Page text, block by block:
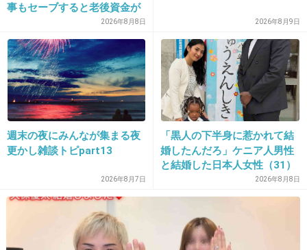
だわ
+92 -3
35. 匿名2021/03/22(月) 09:51:10
ファナモがあればトイレはいらないのにね
+49 -2
36. 匿名2021/03/22(月) 09:51:14
事もセーブすると老後資金が
貯められない…一方、子育て
していない人は潤沢な資金で
悠々老後だと歪んでいるので
は？→様々な意見
2026年8月8日 2026年8月9日
週末の夜にみんなが集まる夜
更かし雑談トピpart13
2026年8月7日
「黒人の下半身に惹かれて結
婚したんだろ」ケニア人男性
と結婚した日本人女性（31）
に“誹謗中傷”殺到…本人が語
る、日本で感じる“外国人差
2026年8月8日